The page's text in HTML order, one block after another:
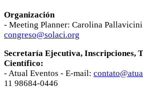
Organización
- Meeting Planner: Carolina
congreso@solaci.org
Secretaría Ejecutiva, Inscripciones,
Científico:
- Atual Eventos - E-mail:
11 98684-0446